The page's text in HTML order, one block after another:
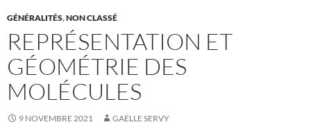
GÉNÉRALITÉS,NON CLASSÉ
REPRÉSENTATION ET
GÉOMÉTRIE DES
MOLÉCULES
9 NOVEMBRE 2021 GAËLLE SERVY